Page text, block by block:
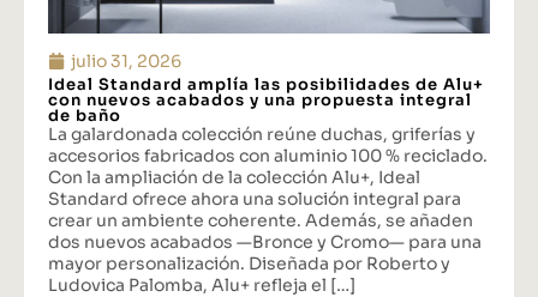
julio 31, 2026
Ideal Standard amplía las posibilidades de Alu+
con nuevos acabados y una propuesta integral
de baño
La galardonada colección reúne duchas, griferías y
accesorios fabricados con aluminio 100 % reciclado.
Con la ampliación de la colección Alu+, Ideal
Standard ofrece ahora una solución integral para
crear un ambiente coherente. Además, se añaden
dos nuevos acabados —Bronce y Cromo— para una
mayor personalización. Diseñada por Roberto y
Ludovica Palomba, Alu+ refleja el […]